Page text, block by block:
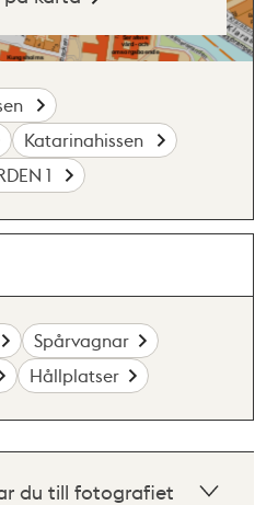
Katarinahissen
1
Spårvagnar
Hållplatser
du till fotografiet